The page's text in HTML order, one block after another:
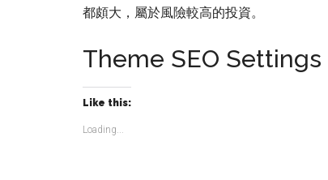
都頗大，屬於風險較高的投資。
Theme SEO Settings
Like this:
Loading...